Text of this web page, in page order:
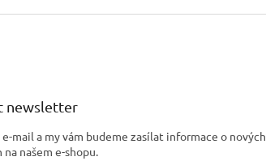
newsletter
mail a my vám budeme zasílat informace o nových
našem e-shopu.